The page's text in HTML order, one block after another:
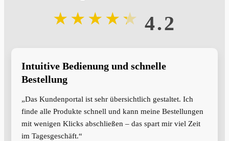
★ ★ ★ ★ ★ 4.2
Intuitive Bedienung und schnelle
Bestellung
„Das Kundenportal ist sehr übersichtlich gestaltet. Ich
finde alle Produkte schnell und kann meine Bestellungen
mit wenigen Klicks abschließen – das spart mir viel Zeit
im Tagesgeschäft.“